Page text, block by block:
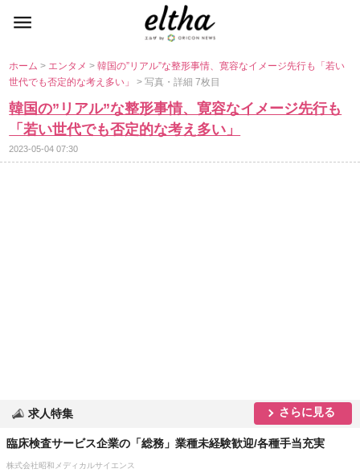
ホーム> エンタメ>韓国の”リアル”な整形事情、寛容なイメージ先行も「若い
世代でも否定的な考え多い」> 写真・詳細 7枚目
韓国の”リアル”な整形事情、寛容なイメージ先行も
「若い世代でも否定的な考え多い」
2023-05-04 07:30
求人特集 さらに見る
臨床検査サービス企業の「総務」業種未経験歓迎/各種手当充実
株式会社昭和メディカルサイエンス